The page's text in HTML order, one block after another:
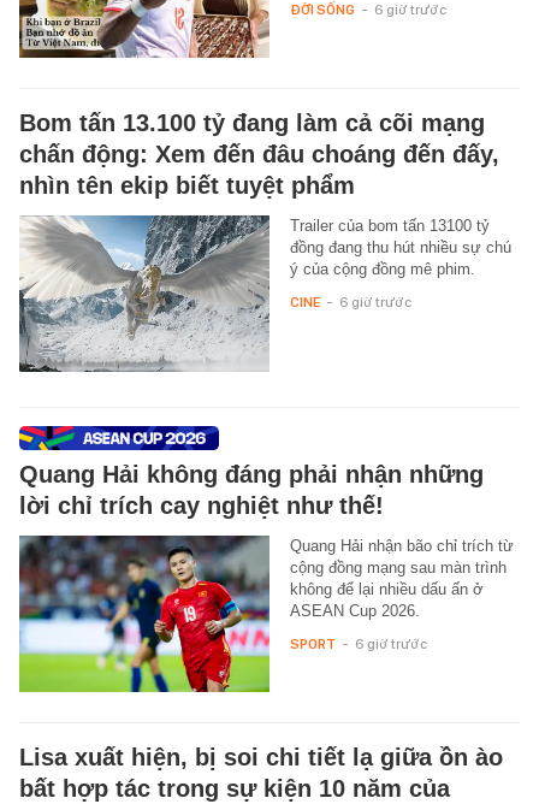
ĐỜI SỐNG - 6 giờ trước
Bom tấn 13.100 tỷ đang làm cả cõi mạng
chấn động: Xem đến đâu choáng đến đấy,
nhìn tên ekip biết tuyệt phẩm
Trailer của bom tấn 13100 tỷ
đồng đang thu hút nhiều sự chú
ý của cộng đồng mê phim.
CINE - 6 giờ trước
Quang Hải không đáng phải nhận những
lời chỉ trích cay nghiệt như thế!
Quang Hải nhận bão chỉ trích từ
cộng đồng mạng sau màn trình
không để lại nhiều dấu ấn ở
ASEAN Cup 2026.
SPORT - 6 giờ trước
Lisa xuất hiện, bị soi chi tiết lạ giữa ồn ào
bất hợp tác trong sự kiện 10 năm của